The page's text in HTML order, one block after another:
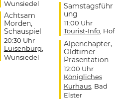
Wunsiedel
Achtsam
Morden,
Schauspiel
20:30 Uhr
Luisenburg,
Wunsiedel
Samstagsführ
ung
11:00 Uhr
Tourist-Info, Hof
Alpenchapter,
Oldtimer-
Präsentation
12:00 Uhr
Königliches
Kurhaus, Bad
Elster